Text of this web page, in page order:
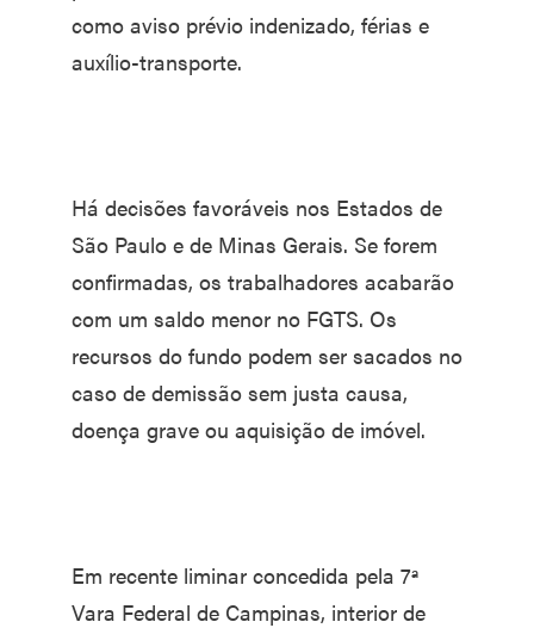
como aviso prévio indenizado, férias e
auxílio-transporte.
Há decisões favoráveis nos Estados de
São Paulo e de Minas Gerais. Se forem
confirmadas, os trabalhadores acabarão
com um saldo menor no FGTS. Os
recursos do fundo podem ser sacados no
caso de demissão sem justa causa,
doença grave ou aquisição de imóvel.
Em recente liminar concedida pela 7ª
Vara Federal de Campinas, interior de